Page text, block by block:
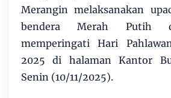
Merangin melaksanakan
bendera Merah Putih
memperingati Hari
2025 di halaman Kantor
Senin (10/11/2025).